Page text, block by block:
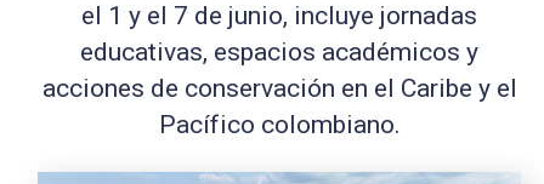
el 1 y el 7 de junio, incluye jornadas
educativas, espacios académicos y
acciones de conservación en el Caribe y el
Pacífico colombiano.